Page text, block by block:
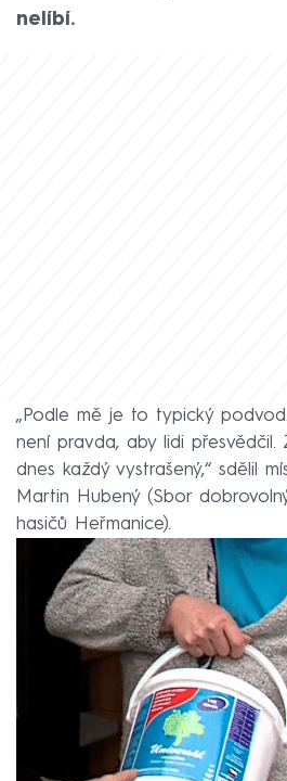
nelíbí.
„Podle mě je to typický
není pravda, aby lidi
dnes každý vystrašený,“ sdělil
Martin Hubený (Sbor
hasičů Heřmanice).